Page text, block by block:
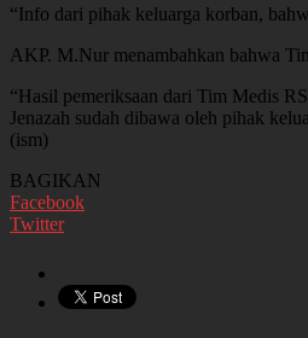
“Info dari pihak keluarga korban,
AKP. M.Nur menambahkan bahwa
“Hasil pemeriksaan dari Tim Medis
Jenazah sudah dibawa oleh pihak
(ism)
BAGIKAN
Facebook
Twitter